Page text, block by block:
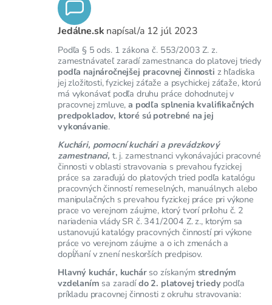
Jedálne.sk napísal/a 12 júl 2023
Podľa § 5 ods. 1 zákona č. 553/2003 Z. z.
zamestnávateľ zaradí zamestnanca do platovej triedy
podľa najnáročnejšej pracovnej činnosti z hľadiska
jej zložitosti, fyzickej záťaže a psychickej záťaže, ktorú
má vykonávať podľa druhu práce dohodnutej v
pracovnej zmluve,a podľa splnenia kvalifikačných
predpokladov, ktoré sú potrebné na jej
vykonávanie.
Kuchári, pomocní kuchári a prevádzkový
zamestnanci, t. j. zamestnanci vykonávajúci pracovné
činnosti v oblasti stravovania s prevahou fyzickej
práce sa zaraďujú do platových tried podľa katalógu
pracovných činností remeselných, manuálnych alebo
manipulačných s prevahou fyzickej práce pri výkone
prace vo verejnom záujme, ktorý tvorí prílohu č. 2
nariadenia vlády SR č. 341/2004 Z. z., ktorým sa
ustanovujú katalógy pracovných činností pri výkone
práce vo verejnom záujme a o ich zmenách a
dopĺňaní v znení neskorších predpisov.
Hlavný kuchár, kuchárso získaným stredným
vzdelaním sa zaradído 2. platovej triedy podľa
príkladu pracovnej činnosti z okruhu stravovania: